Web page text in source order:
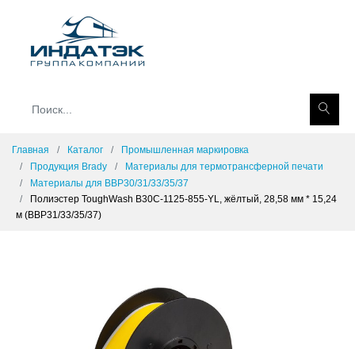
Главная Каталог
Промышленная маркировка
Продукция Brady
Материалы для термотрансферной печати
Материалы для BBP30/31/33/35/37
Полиэстер ToughWash B30C-1125-855-YL, жёлтый, 28,58 мм * 15,24
м (BBP31/33/35/37)